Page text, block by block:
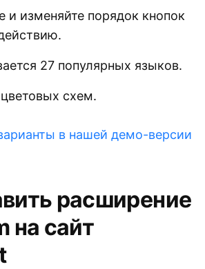
и изменяйте порядок кнопок
27 популярных языков.
схем.
в нашей демо-версии
расширение
на сайт